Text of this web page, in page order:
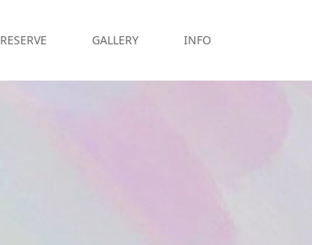
RESERVE GALLERY INFO